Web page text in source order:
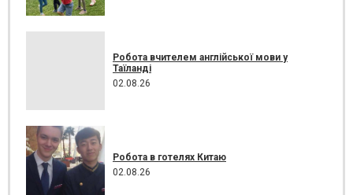
Робота вчителем англійської мови у
Таїланді
02.08.26
Робота в готелях Китаю
02.08.26